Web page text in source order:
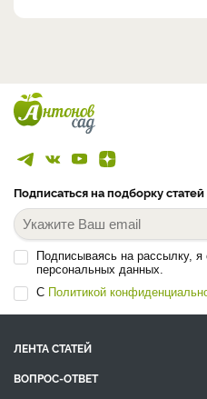
Подписаться на подборку статей
Подписываясь на рассылку,
персональных данных.
С Политикой
ЛЕНТА СТАТЕЙ
ВОПРОС-ОТВЕТ